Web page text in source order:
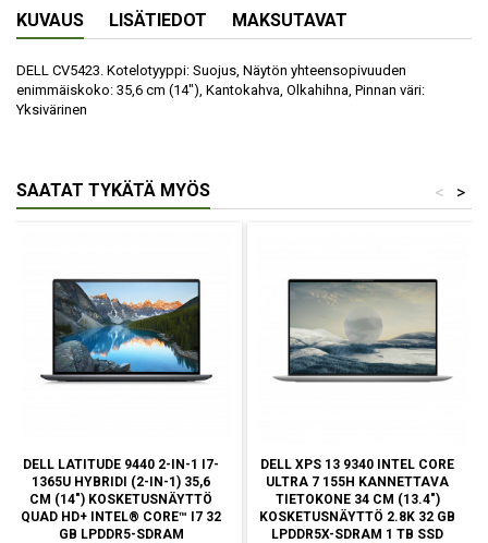
KUVAUS LISÄTIEDOT MAKSUTAVAT
DELL CV5423. Kotelotyyppi: Suojus, Näytön yhteensopivuuden
enimmäiskoko: 35,6 cm (14"), Kantokahva, Olkahihna, Pinnan väri:
Yksivärinen
SAATAT TYKÄTÄ MYÖS >
<
DELL LATITUDE 9440 2-IN-1 I7-
1365U HYBRIDI (2-IN-1) 35,6
CM (14") KOSKETUSNÄYTTÖ
QUAD HD+ INTEL® CORE™ I7 32
GB LPDDR5-SDRAM
DELL XPS 13 9340 INTEL CORE
ULTRA 7 155H KANNETTAVA
TIETOKONE 34 CM (13.4")
KOSKETUSNÄYTTÖ 2.8K 32 GB
LPDDR5X-SDRAM 1 TB SSD